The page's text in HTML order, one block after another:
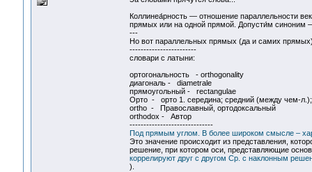
Коллинеа́рность — отношение параллельности
прямых или на одной прямой. Допусти́м синоним
---
Но вот параллельных прямых (да и самих прямых)
------------------------
словари с латыни:
ортогональность - orthogonality
диагональ - diametrale
прямоугольный - rectangulae
Орто - орто 1. середина; средний (между чем-
ortho - Православный, ортодоксальный
orthodox - Автор
------------------------------
Под прямым углом. В более широком смысле –
Это значение происходит из представления,
решение, при котором оси, представляющие
коррелируют друг с другом Ср. с наклонным
).